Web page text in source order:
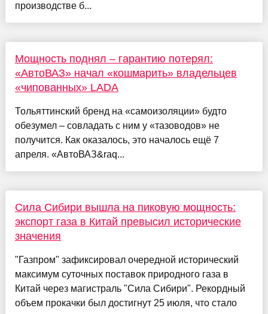
производстве б...
Мощность поднял – гарантию потерял:
«АвтоВАЗ» начал «кошмарить» владельцев
«чипованных» LADA
Тольяттинский бренд на «самоизоляции» будто
обезумел – совладать с ним у «тазоводов» не
получится. Как оказалось, это началось ещё 7
апреля. «АвтоВАЗ&raq...
Сила Сибири вышла на пиковую мощность:
экспорт газа в Китай превысил исторические
значения
"Газпром" зафиксировал очередной исторический
максимум суточных поставок природного газа в
Китай через магистраль "Сила Сибири". Рекордный
объем прокачки был достигнут 25 июля, что стало